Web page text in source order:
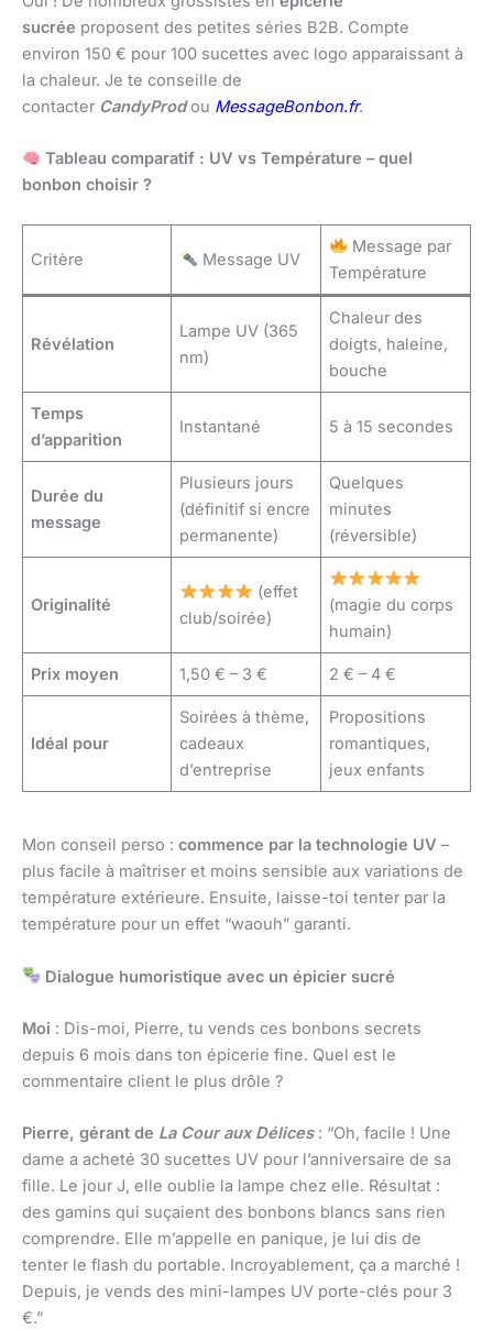
sucrée proposent des petites séries B2B. Compte
environ 150 € pour 100 sucettes avec logo apparaissant à
la chaleur. Je te conseille de
contacter CandyProdou MessageBonbon.fr.
Tableau comparatif : UV vs Température – quel
bonbon choisir ?
Critère Message UV
Message par
Température
Révélation
Lampe UV (365
nm)
Chaleur des
doigts, haleine,
bouche
Temps
d’apparition
Instantané 5 à 15 secondes
Durée du
message
Plusieurs jours
(définitif si encre
permanente)
Quelques
minutes
(réversible)
Originalité
(effet
club/soirée)
(magie du corps
humain)
Prix moyen 1,50 € – 3 € 2 € – 4 €
Idéal pour
Soirées à thème,
cadeaux
d’entreprise
Propositions
romantiques,
jeux enfants
Mon conseil perso : commence par la technologie UV –
plus facile à maîtriser et moins sensible aux variations de
température extérieure. Ensuite, laisse-toi tenter par la
température pour un effet “waouh” garanti.
Dialogue humoristique avec un épicier sucré
Moi : Dis-moi, Pierre, tu vends ces bonbons secrets
depuis 6 mois dans ton épicerie fine. Quel est le
commentaire client le plus drôle ?
Pierre, gérant de La Cour aux Délices: “Oh, facile ! Une
dame a acheté 30 sucettes UV pour l’anniversaire de sa
fille. Le jour J, elle oublie la lampe chez elle. Résultat :
des gamins qui suçaient des bonbons blancs sans rien
comprendre. Elle m’appelle en panique, je lui dis de
tenter le flash du portable. Incroyablement, ça a marché !
Depuis, je vends des mini-lampes UV porte-clés pour 3
€.”